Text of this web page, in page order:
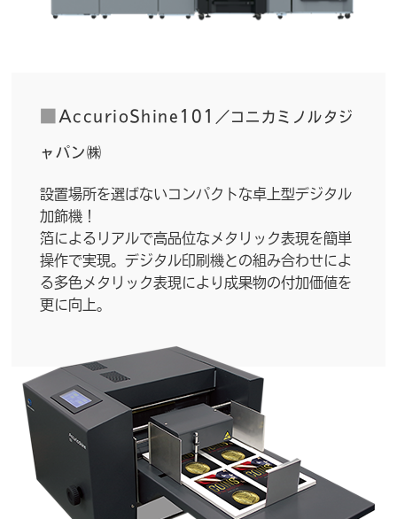
■AccurioShine101 ／コニカミノルタジ
ャパン㈱
設置場所を選ばないコンパクトな卓上型デジタル
加飾機！
箔によるリアルで高品位なメタリック表現を簡単
操作で実現。デジタル印刷機との組み合わせによ
る多色メタリック表現により成果物の付加価値を
更に向上。